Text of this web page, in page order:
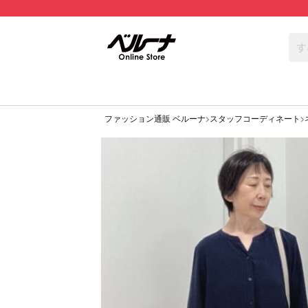
ファッション通販 ベルーナ スタッフコーディネート